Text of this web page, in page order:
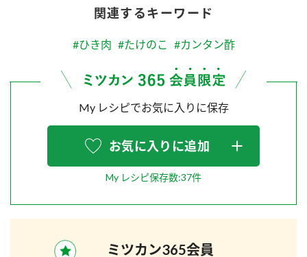
関連するキーワード
#ひき肉 #たけのこ #カンタン酢
My レシピでお気に入りに保存
お気に入りに追加
My レシピ保存数:37件
ミツカン365会員